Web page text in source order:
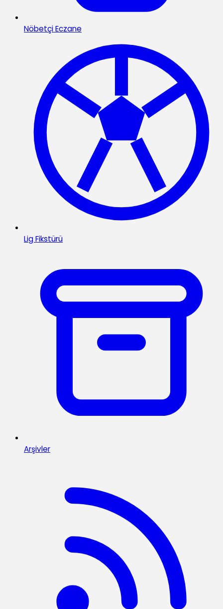
Nöbetçi Eczane
Lig Fikstürü
Arşivler